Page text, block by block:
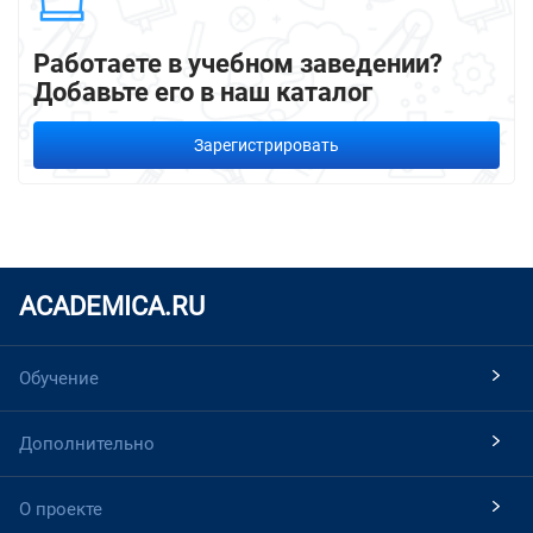
Работаете в учебном заведении?
Добавьте его в наш каталог
Зарегистрировать
ACADEMICA.RU
Обучение
Дополнительно
О проекте